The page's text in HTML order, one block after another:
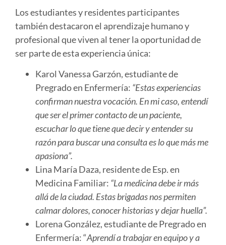
Los estudiantes y residentes participantes
también destacaron el aprendizaje humano y
profesional que viven al tener la oportunidad de
ser parte de esta experiencia única:
Karol Vanessa Garzón, estudiante de
Pregrado en Enfermería: “Estas experiencias
confirman nuestra vocación. En mi caso, entendí
que ser el primer contacto de un paciente,
escuchar lo que tiene que decir y entender su
razón para buscar una consulta es lo que más me
apasiona”.
Lina María Daza, residente de Esp. en
Medicina Familiar: “La medicina debe ir más
allá de la ciudad. Estas brigadas nos permiten
calmar dolores, conocer historias y dejar huella”.
Lorena González, estudiante de Pregrado en
Enfermería: “Aprendí a trabajar en equipo y a